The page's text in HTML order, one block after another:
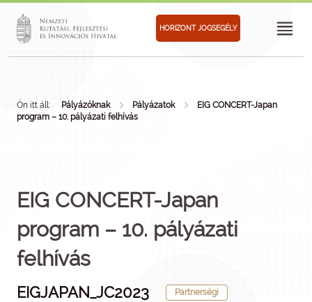
HORIZONT JOGSEGÉLY
Ön itt áll: Pályázóknak Pályázatok
EIG CONCERT-Japan
program – 10. pályázati felhívás
EIG CONCERT-Japan
program – 10. pályázati
felhívás
EIGJAPAN_JC2023 Partnerségi